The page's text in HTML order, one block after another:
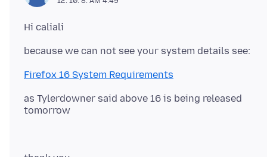
Firefox 16 System Requirements
as Tylerdowner said above 16 is being released